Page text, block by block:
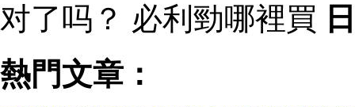
对了吗？ 必利勁哪裡買
熱門文章：